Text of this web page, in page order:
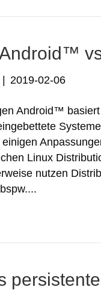
2019-02-06
Android™
Linux
nutzen